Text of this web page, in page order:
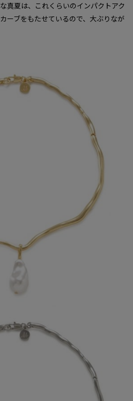
真夏は、これくらいのインパクトアク
ーブをもたせているので、大ぶりなが